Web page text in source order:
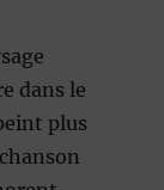
dans le
plus